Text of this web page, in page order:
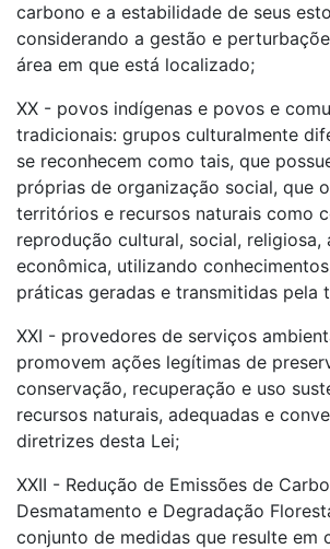
carbono e a estabilidade de seus
considerando a gestão e
área em que está localizado;
XX - povos indígenas e povos e
tradicionais: grupos culturalmente
se reconhecem como tais, que
próprias de organização social, que
territórios e recursos naturais como
reprodução cultural, social, religiosa,
econômica, utilizando
práticas geradas e transmitidas pela
XXI - provedores de serviços
promovem ações legítimas de
conservação, recuperação e uso
recursos naturais, adequadas e
diretrizes desta Lei;
XXII - Redução de Emissões de
Desmatamento e Degradação
conjunto de medidas que resulte em